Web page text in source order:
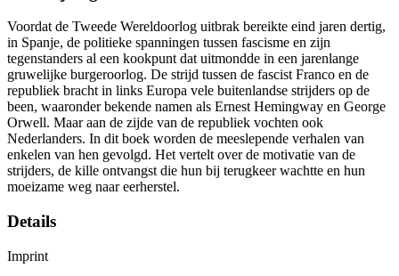
Voordat de Tweede Wereldoorlog uitbrak bereikte eind jaren dertig,
in Spanje, de politieke spanningen tussen fascisme en zijn
tegenstanders al een kookpunt dat uitmondde in een jarenlange
gruwelijke burgeroorlog. De strijd tussen de fascist Franco en de
republiek bracht in links Europa vele buitenlandse strijders op de
been, waaronder bekende namen als Ernest Hemingway en George
Orwell. Maar aan de zijde van de republiek vochten ook
Nederlanders. In dit boek worden de meeslepende verhalen van
enkelen van hen gevolgd. Het vertelt over de motivatie van de
strijders, de kille ontvangst die hun bij terugkeer wachtte en hun
moeizame weg naar eerherstel.
Details
Imprint